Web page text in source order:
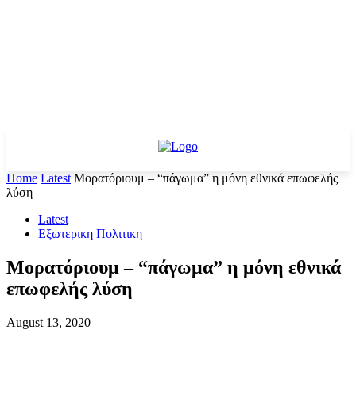
Home Latest Μορατόριουμ – “πάγωμα” η μόνη εθνικά επωφελής
λύση
Latest
Εξωτερικη Πολιτικη
Μορατόριουμ – “πάγωμα” η μόνη εθνικά
επωφελής λύση
August 13, 2020